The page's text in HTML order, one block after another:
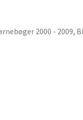
2000 - 2009,